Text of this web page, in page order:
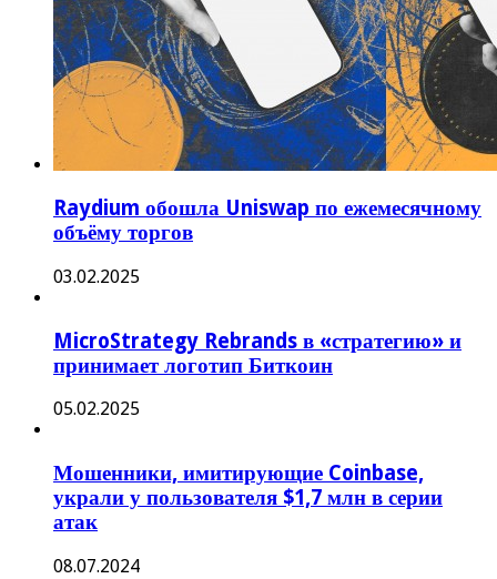
Raydium обошла Uniswap по ежемесячному
объёму торгов
03.02.2025
MicroStrategy Rebrands в «стратегию» и
принимает логотип Биткоин
05.02.2025
Мошенники, имитирующие Coinbase,
украли у пользователя $1,7 млн в серии
атак
08.07.2024